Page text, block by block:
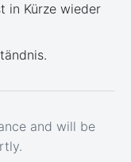
in Kürze wieder
and will be